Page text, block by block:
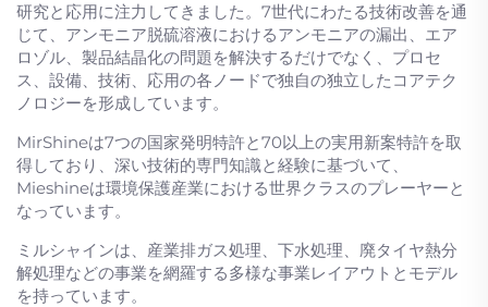
研究と応用に注力してきました。7世代にわたる技術改善を通
じて、アンモニア脱硫溶液におけるアンモニアの漏出、エア
ロゾル、製品結晶化の問題を解決するだけでなく、プロセ
ス、設備、技術、応用の各ノードで独自の独立したコアテク
ノロジーを形成しています。
MirShineは7つの国家発明特許と70以上の実用新案特許を取
得しており、深い技術的専門知識と経験に基づいて、
Mieshineは環境保護産業における世界クラスのプレーヤーと
なっています。
ミルシャインは、産業排ガス処理、下水処理、廃タイヤ熱分
解処理などの事業を網羅する多様な事業レイアウトとモデル
を持っています。